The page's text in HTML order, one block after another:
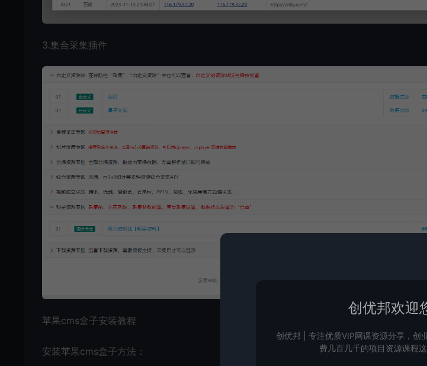
3.集合采集插件
苹果cms盒子安装教程
安装苹果cms盒子方法：
创优邦欢迎
创优邦 | 专注优质VIP网课资源分享，创
费几百几千的项目资源课程